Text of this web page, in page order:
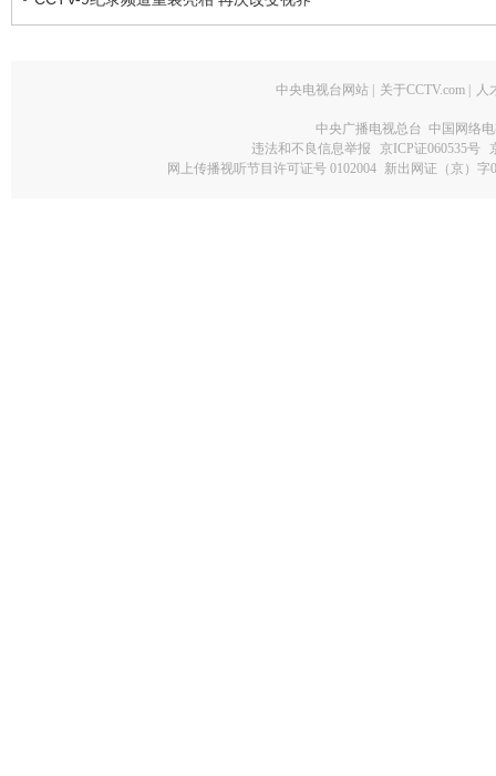
中央电视台网站 | 关于CCTV.com | 人
中央广播电视总台 中国网络
违法和不良信息举报
京ICP证060535号
网上传播视听节目许可证号 0102004 新出网证（京）